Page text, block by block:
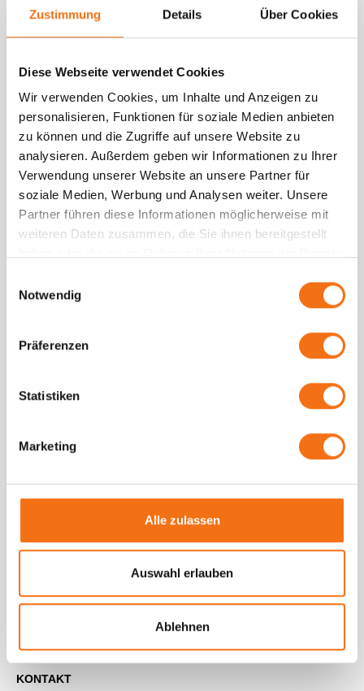
Zustimmung Details Über Cookies
Diese Webseite verwendet Cookies
Wir verwenden Cookies, um Inhalte und Anzeigen zu
personalisieren, Funktionen für soziale Medien anbieten
zu können und die Zugriffe auf unsere Website zu
analysieren. Außerdem geben wir Informationen zu Ihrer
Verwendung unserer Website an unsere Partner für
soziale Medien, Werbung und Analysen weiter. Unsere
Partner führen diese Informationen möglicherweise mit
weiteren Daten zusammen, die Sie ihnen bereitgestellt
Notwendig
Präferenzen
Statistiken
Marketing
Alle zulassen
Auswahl erlauben
Ablehnen
von unabhängigen Beratern hinsichtlich
Leistung, Auftragsdurchführung,
überprüft.
3
Unsere Teams
Ihre Kampagne setzen wir nicht mit
Subunternehmen um, sondern beschäftigen
ausschließlich eigene feste und freie Mitarbeiter.
Unser etabliertes und ausgefeiltes Controlling
Kampagnenberichte
Nach Durchführung jeder Kampagne erhalten
Sie eine umfangreiche Dokumentation. Je nach
und/oder Versandlisten zur Verfügung. Bei
visualisieren. Auf Wunsch liefern wir gerne auch
weiteres Material
ÜBER UNS
KONTAKT